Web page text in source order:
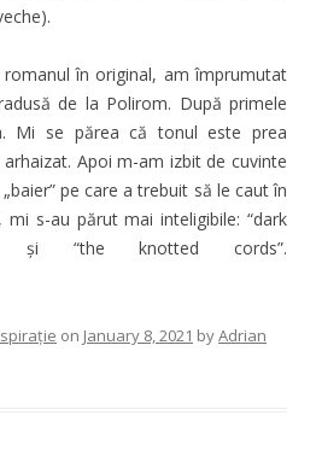
în original, am împrumutat
de la Polirom. După primele
Mi se părea că tonul este prea
Apoi m-am izbit de cuvinte
pe care a trebuit să le caut în
s-au părut mai inteligibile: “dark
și “the knotted cords”.
on January 8, 2021 byAdrian